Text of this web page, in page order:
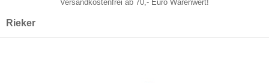
Versandkostenfrei ab 70,- Euro Warenwert!
Rieker